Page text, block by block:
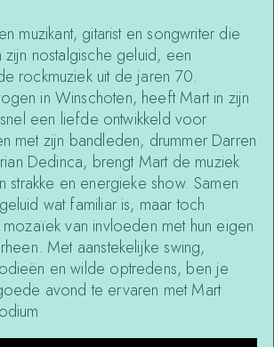
muzikant, gitarist en songwriter die
nostalgische geluid, een
rockmuziek uit de jaren 70.
in Winschoten, heeftMartin zijn
een liefde ontwikkeld voor
met zijn bandleden, drummer Darren
Dedinca, brengt Martde muziek
strakke en energieke show. Samen
wat familiar is, maar toch
van invloeden met hun eigen
Met aanstekelijke swing,
en wilde optredens, ben je
avond te ervaren metMart